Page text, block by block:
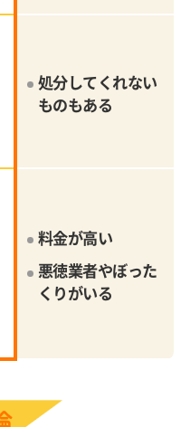
処分してくれない
ものもある
料金が高い
悪徳業者やぼった
くりがいる